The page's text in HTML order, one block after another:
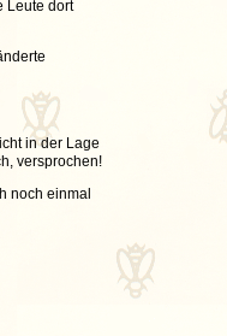
Leute dort
in der Lage
versprochen!
noch einmal